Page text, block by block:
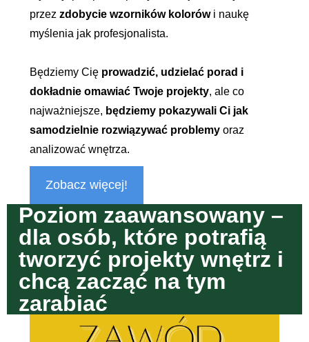
przez zdobycie wzorników kolorówi naukę
myślenia jak profesjonalista.
Będziemy Cięprowadzić, udzielać porad i
dokładnie omawiać Twoje projekty, ale co
najważniejsze, będziemy pokazywali Ci jak
samodzielnie rozwiązywać problemy oraz
analizować wnętrza.
Zobacz więcej!
Poziom zaawansowany –
dla osób, które potrafią
tworzyć projekty wnętrz i
chcą zacząć na tym
zarabiać